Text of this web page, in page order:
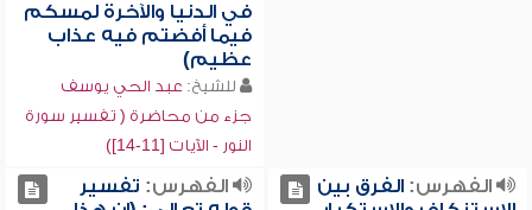
في الدنيا والآخرة لمسكم
فيما أفضتم فيه عذاب
عظيم)
للشيخ: عبد الحي يوسف
جزء من محاضرة ( تفسير سورة
النور - الآيات [11-14])
الفهرس:الفرق بين
الفهرس: تفسير